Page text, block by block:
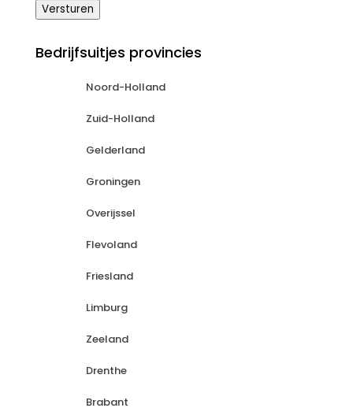
Versturen
Bedrijfsuitjes provincies
Noord-Holland
Zuid-Holland
Gelderland
Groningen
Overijssel
Flevoland
Friesland
Limburg
Zeeland
Drenthe
Brabant